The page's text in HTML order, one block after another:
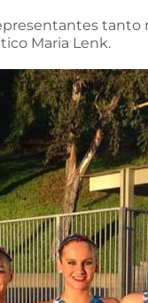
Maria Lenk.